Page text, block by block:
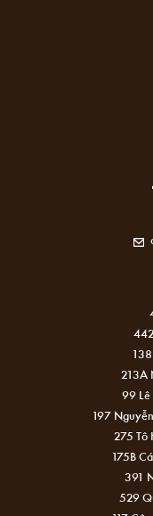
213A
99 Lê
197
275 Tô
175B
391
529